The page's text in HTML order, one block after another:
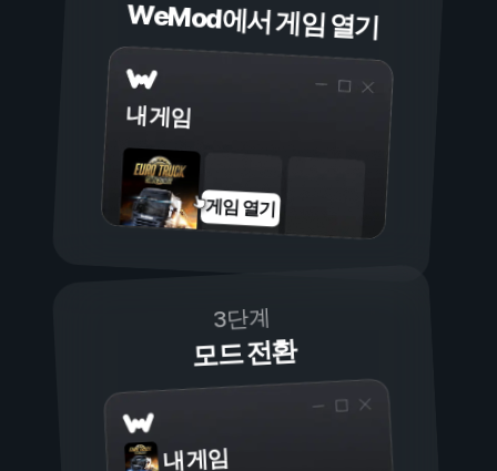
WeMod에서 게임 열기
내 게임
게임 열기
3단계
모드 전환
내 게임